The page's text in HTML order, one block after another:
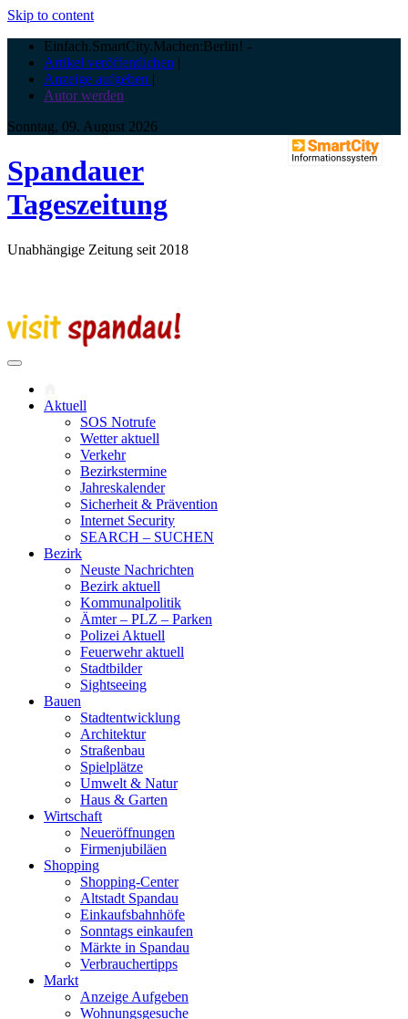
Skip to content
Einfach.SmartCity.Machen:Berlin! -
Artikel veröffentlichen |
Anzeige aufgeben |
Autor werden
Sonntag, 09. August 2026
Spandauer
Tageszeitung
Unabhängige Zeitung seit 2018
Aktuell
SOS Notrufe
Wetter aktuell
Verkehr
Bezirkstermine
Jahreskalender
Sicherheit & Prävention
Internet Security
SEARCH – SUCHEN
Bezirk
Neuste Nachrichten
Bezirk aktuell
Kommunalpolitik
Ämter – PLZ – Parken
Polizei Aktuell
Feuerwehr aktuell
Stadtbilder
Sightseeing
Bauen
Stadtentwicklung
Architektur
Straßenbau
Spielplätze
Umwelt & Natur
Haus & Garten
Wirtschaft
Neueröffnungen
Firmenjubiläen
Shopping
Shopping-Center
Altstadt Spandau
Einkaufsbahnhöfe
Sonntags einkaufen
Märkte in Spandau
Verbrauchertipps
Markt
Anzeige Aufgeben
Wohnungsgesuche